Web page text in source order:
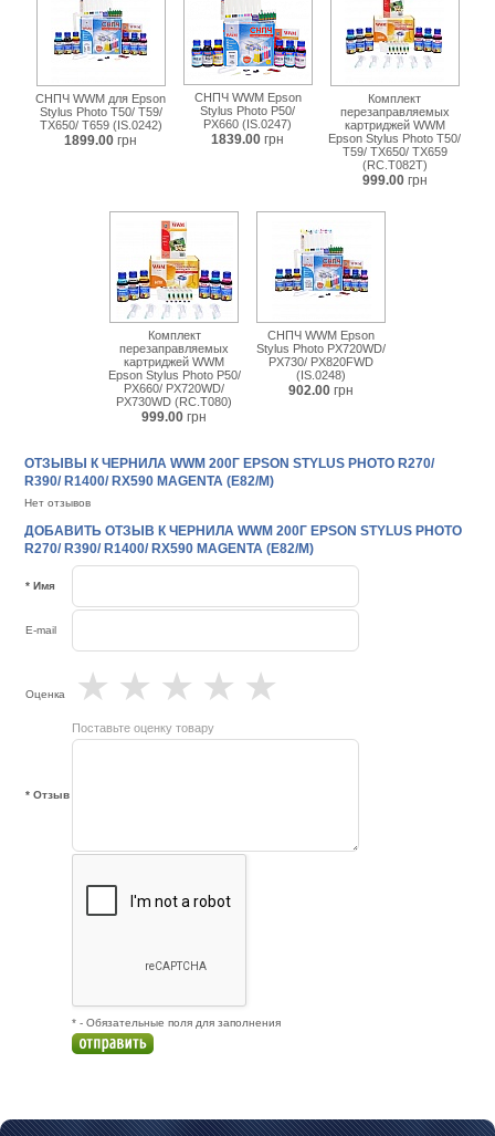
СНПЧ WWM для Epson
Stylus Photo T50/ T59/
TX650/ T659 (IS.0242)
1899.00 грн
СНПЧ WWM Epson
Stylus Photo P50/
PX660 (IS.0247)
1839.00 грн
Комплект
перезаправляемых
картриджей WWM
Epson Stylus Photo T50/
T59/ TX650/ TX659
(RC.T082T)
999.00 грн
Комплект
перезаправляемых
картриджей WWM
Epson Stylus Photo P50/
PX660/ PX720WD/
PX730WD (RC.T080)
999.00 грн
СНПЧ WWM Epson
Stylus Photo PX720WD/
PX730/ PX820FWD
(IS.0248)
902.00 грн
ОТЗЫВЫ К ЧЕРНИЛА WWM 200Г EPSON STYLUS PHOTO R270/
R390/ R1400/ RX590 MAGENTA (E82/M)
Нет отзывов
ДОБАВИТЬ ОТЗЫВ К ЧЕРНИЛА WWM 200Г EPSON STYLUS PHOTO
R270/ R390/ R1400/ RX590 MAGENTA (E82/M)
* Имя
E-mail
Оценка ★
★
★
★
★
Поставьте оценку товару
* Отзыв
* - Обязательные поля для заполнения